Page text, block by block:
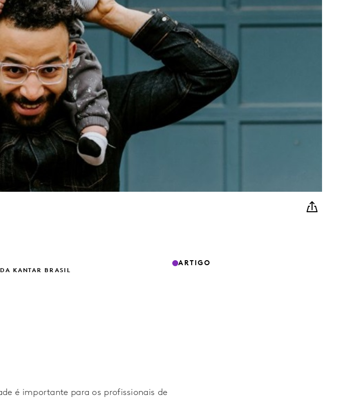
KANTAR BRASIL
ARTIGO
é importante para os profissionais de